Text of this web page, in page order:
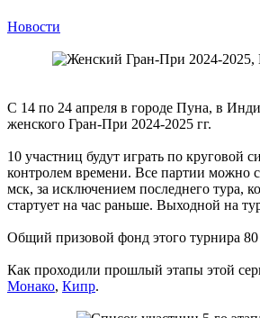
Новости
С 14 по 24 апреля в городе Пуна, в
женского Гран-При 2024-2025 гг.
10 участниц будут играть по круговой
контролем времени. Все партии можно
мск, за исключением последнего тура,
стартует на час раньше. Выходной на
Общий призовой фонд этого турнира 80
Как проходили прошлый этапы этой
Монако, Кипр.